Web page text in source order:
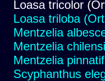
Loasa tricolor
Loasa triloba
Mentzelia
Mentzelia
Mentzelia
Scyphanthus